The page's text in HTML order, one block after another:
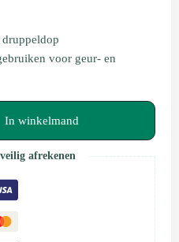
voor geur- en
In winkelmand
afrekenen